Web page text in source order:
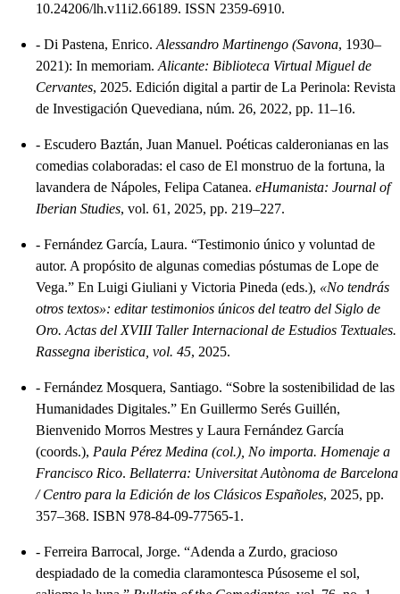
10.24206/lh.v11i2.66189. ISSN 2359-6910.
- Di Pastena, Enrico. Alessandro Martinengo (Savona, 1930–
2021): In memoriam. Alicante: Biblioteca Virtual Miguel de
Cervantes, 2025. Edición digital a partir de La Perinola: Revista
de Investigación Quevediana, núm. 26, 2022, pp. 11–16.
- Escudero Baztán, Juan Manuel. Poéticas calderonianas en las
comedias colaboradas: el caso de El monstruo de la fortuna, la
lavandera de Nápoles, Felipa Catanea. eHumanista: Journal of
Iberian Studies, vol. 61, 2025, pp. 219–227.
- Fernández García, Laura. “Testimonio único y voluntad de
autor. A propósito de algunas comedias póstumas de Lope de
Vega.” En Luigi Giuliani y Victoria Pineda (eds.), «No tendrás
otros textos»: editar testimonios únicos del teatro del Siglo de
Oro. Actas del XVIII Taller Internacional de Estudios Textuales.
Rassegna iberistica, vol. 45, 2025.
- Fernández Mosquera, Santiago. “Sobre la sostenibilidad de las
Humanidades Digitales.” En Guillermo Serés Guillén,
Bienvenido Morros Mestres y Laura Fernández García
(coords.), Paula Pérez Medina (col.), No importa. Homenaje a
Francisco Rico. Bellaterra: Universitat Autònoma de Barcelona
/ Centro para la Edición de los Clásicos Españoles, 2025, pp.
357–368. ISBN 978-84-09-77565-1.
- Ferreira Barrocal, Jorge. “Adenda a Zurdo, gracioso
despiadado de la comedia claramontesca Púsoseme el sol,